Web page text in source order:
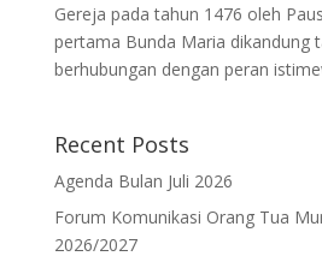
Gereja pada tahun 1476 oleh
pertama Bunda Maria dikandung
berhubungan dengan peran
Recent Posts
Agenda Bulan Juli 2026
Forum Komunikasi Orang Tua
2026/2027